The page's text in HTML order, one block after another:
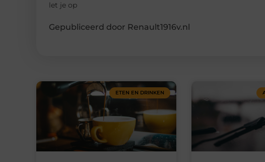
let je op
Gepubliceerd door Renault1916v.nl
ETEN EN DRINKEN